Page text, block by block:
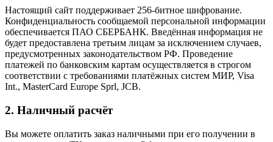
Настоящий сайт поддерживает 256-битное шифрование.
Конфиденциальность сообщаемой персональной информации
обеспечивается ПАО СБЕРБАНК. Введённая информация не
будет предоставлена третьим лицам за исключением случаев,
предусмотренных законодательством РФ. Проведение
платежей по банковским картам осуществляется в строгом
соответствии с требованиями платёжных систем МИР, Visa
Int., MasterCard Europe Sprl, JCB.
2. Наличный расчёт
Вы можете оплатить заказ наличными при его получении в